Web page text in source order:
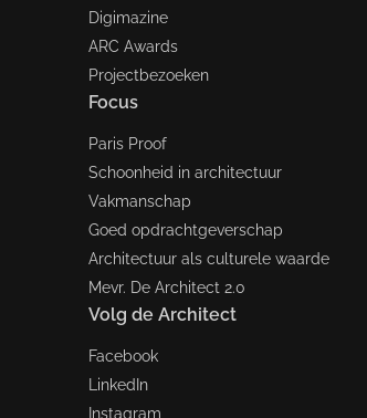
Digimazine
ARC Awards
Projectbezoeken
Focus
Paris Proof
Schoonheid in architectuur
Vakmanschap
Goed opdrachtgeverschap
Architectuur als culturele waarde
Mevr. De Architect 2.0
Volg de Architect
Facebook
LinkedIn
Instagram